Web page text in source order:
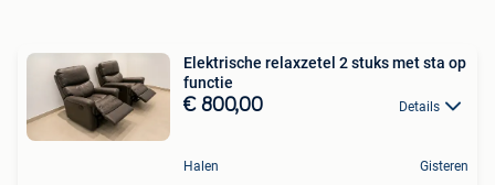
Elektrische relaxzetel 2 stuks met sta op
functie
€ 800,00 Details
Halen Gisteren